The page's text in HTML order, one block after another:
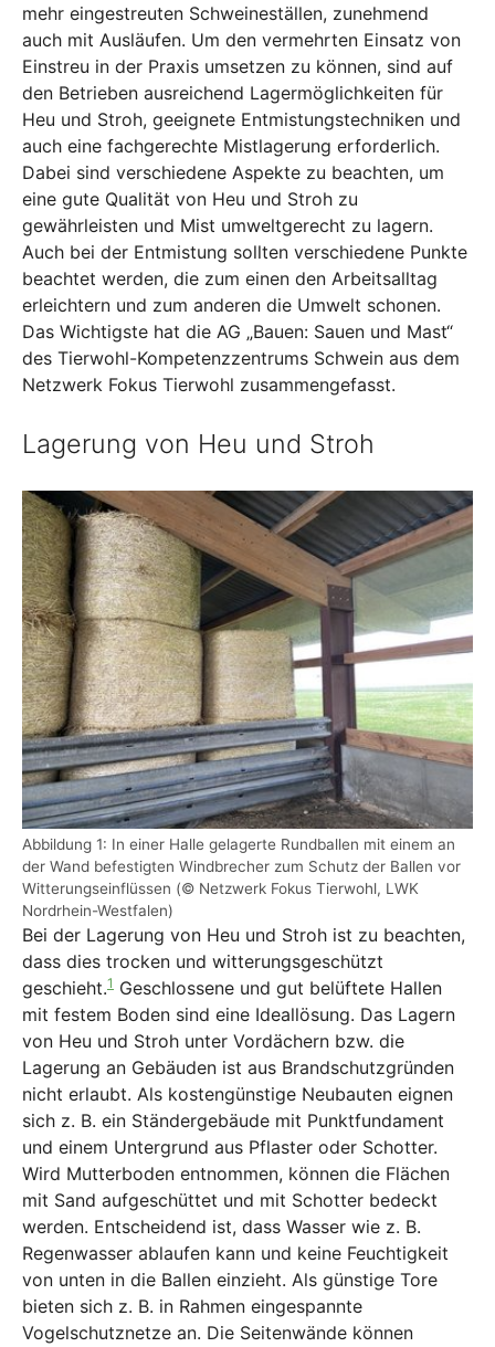
mehr eingestreuten Schweineställen, zunehmend
auch mit Ausläufen. Um den vermehrten Einsatz von
Einstreu in der Praxis umsetzen zu können, sind auf
den Betrieben ausreichend Lagermöglichkeiten für
Heu und Stroh, geeignete Entmistungstechniken und
auch eine fachgerechte Mistlagerung erforderlich.
Dabei sind verschiedene Aspekte zu beachten, um
eine gute Qualität von Heu und Stroh zu
gewährleisten und Mist umweltgerecht zu lagern.
Auch bei der Entmistung sollten verschiedene Punkte
beachtet werden, die zum einen den Arbeitsalltag
erleichtern und zum anderen die Umwelt schonen.
Das Wichtigste hat die AG „Bauen: Sauen und Mast“
des Tierwohl-Kompetenzzentrums Schwein aus dem
Netzwerk Fokus Tierwohl zusammengefasst.
Lagerung von Heu und Stroh
Show larger version
Abbildung 1: In einer Halle gelagerte Rundballen mit einem an
der Wand befestigten Windbrecher zum Schutz der Ballen vor
Witterungseinflüssen (© Netzwerk Fokus Tierwohl, LWK
Nordrhein-Westfalen)
Bei der Lagerung von Heu und Stroh ist zu beachten,
dass dies trocken und witterungsgeschützt
geschieht.1 Geschlossene und gut belüftete Hallen
mit festem Boden sind eine Ideallösung. Das Lagern
von Heu und Stroh unter Vordächern bzw. die
Lagerung an Gebäuden ist aus Brandschutzgründen
nicht erlaubt. Als kostengünstige Neubauten eignen
sich z. B. ein Ständergebäude mit Punktfundament
und einem Untergrund aus Pflaster oder Schotter.
Wird Mutterboden entnommen, können die Flächen
mit Sand aufgeschüttet und mit Schotter bedeckt
werden. Entscheidend ist, dass Wasser wie z. B.
Regenwasser ablaufen kann und keine Feuchtigkeit
von unten in die Ballen einzieht. Als günstige Tore
bieten sich z. B. in Rahmen eingespannte
Vogelschutznetze an. Die Seitenwände können